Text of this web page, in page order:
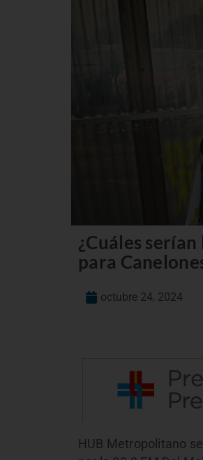
¿Cuáles
para
octubre 24, 2024
HUB Metropolitano